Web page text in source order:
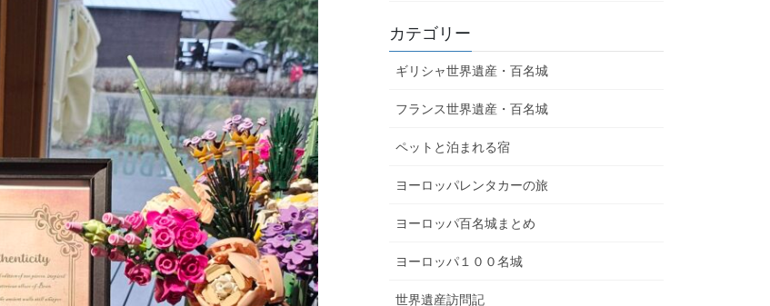
カテゴリー
ギリシャ世界遺産・百名城
フランス世界遺産・百名城
ペットと泊まれる宿
ヨーロッパレンタカーの旅
ヨーロッパ百名城まとめ
ヨーロッパ１００名城
世界遺産訪問記